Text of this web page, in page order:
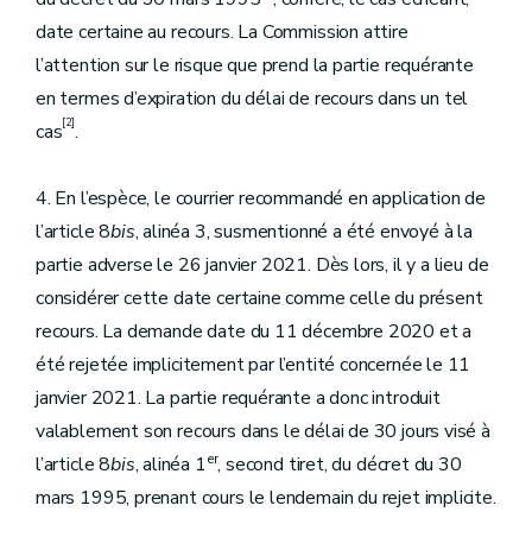
date certaine au recours. La Commission attire
l’attention sur le risque que prend la partie requérante
en termes d’expiration du délai de recours dans un tel
cas[2].
4. En l’espèce, le courrier recommandé en application de
l’article 8bis, alinéa 3, susmentionné a été envoyé à la
partie adverse le 26 janvier 2021. Dès lors, il y a lieu de
considérer cette date certaine comme celle du présent
recours. La demande date du 11 décembre 2020 et a
été rejetée implicitement par l’entité concernée le 11
janvier 2021. La partie requérante a donc introduit
valablement son recours dans le délai de 30 jours visé à
l’article 8bis, alinéa 1er, second tiret, du décret du 30
mars 1995, prenant cours le lendemain du rejet implicite.